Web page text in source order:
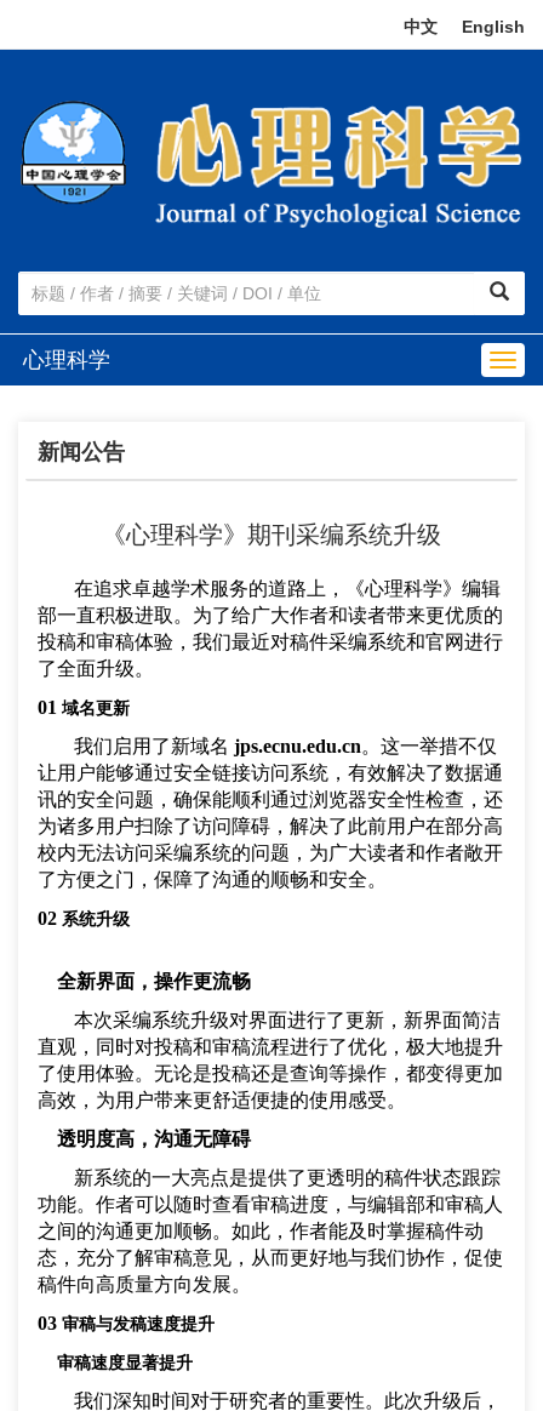
中文 English
心理科学
新闻公告
《心理科学》期刊采编系统升级
在追求卓越学术服务的道路上，《心理科学》编辑
部一直积极进取。为了给广大作者和读者带来更优质的
投稿和审稿体验，我们最近对稿件采编系统和官网进行
了全面升级。
01 域名更新
我们启用了新域名 jps.ecnu.edu.cn。这一举措不仅
让用户能够通过安全链接访问系统，有效解决了数据通
讯的安全问题，确保能顺利通过浏览器安全性检查，还
为诸多用户扫除了访问障碍，解决了此前用户在部分高
校内无法访问采编系统的问题，为广大读者和作者敞开
了方便之门，保障了沟通的顺畅和安全。
02 系统升级
全新界面，操作更流畅
本次采编系统升级对界面进行了更新，新界面简洁
直观，同时对投稿和审稿流程进行了优化，极大地提升
了使用体验。无论是投稿还是查询等操作，都变得更加
高效，为用户带来更舒适便捷的使用感受。
透明度高，沟通无障碍
新系统的一大亮点是提供了更透明的稿件状态跟踪
功能。作者可以随时查看审稿进度，与编辑部和审稿人
之间的沟通更加顺畅。如此，作者能及时掌握稿件动
态，充分了解审稿意见，从而更好地与我们协作，促使
稿件向高质量方向发展。
03 审稿与发稿速度提升
审稿速度显著提升
我们深知时间对于研究者的重要性。此次升级后，